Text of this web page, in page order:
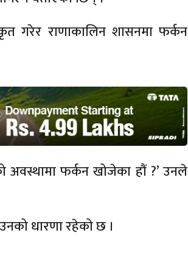
गरेर राणाकालिन शासनमा फर्कन
अवस्थामा फर्कन खोजेका हौं ?’ उनले
धारणा रहेको छ ।